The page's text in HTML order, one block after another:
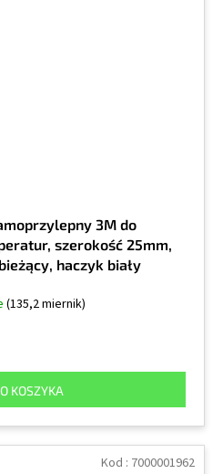
3M do
szerokość 25mm,
haczyk biały
(135,2 miernik)
KOSZYKA
Kod : 7000001962